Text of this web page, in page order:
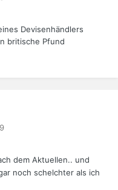
Devisenhändlers
britische Pfund
dem Aktuellen.. und
noch schelchter als ich